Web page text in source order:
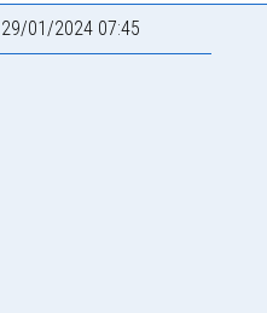
29/01/2024 07:45